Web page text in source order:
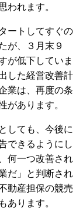
われます。
ートしてすぐの
が、３月末９
が低下していま
した経営改善計
業は、再度の条
があります。
しても、今後に
できるようにし
何一つ改善され
だ」と判断され
動産担保の競売
あります。